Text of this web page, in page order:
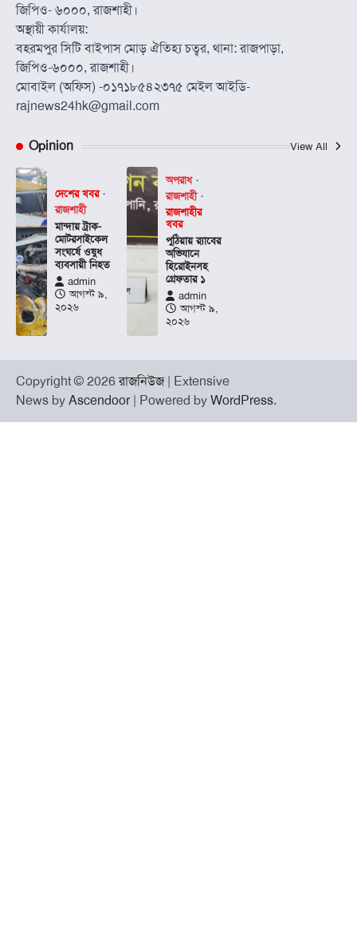
জিপিও- ৬০০০, রাজশাহী।
অস্থায়ী কার্যালয়:
বহরমপুর সিটি বাইপাস মোড় ঐতিহ্য চত্বর, থানা: রাজপাড়া,
জিপিও-৬০০০, রাজশাহী।
মোবাইল (অফিস) -০১৭১৮৫৪২৩৭৫ মেইল আইডি-
rajnews24hk@gmail.com
Opinion View All
দেশের খবর
রাজশাহী
মান্দায় ট্রাক-
মোটরসাইকেল
সংঘর্ষে ওষুধ
ব্যবসায়ী নিহত
admin
আগস্ট ৯,
২০২৬
অপরাধ
রাজশাহী
রাজশাহীর
খবর
পুঠিয়ায় র‍্যাবের
অভিযানে
হিরোইনসহ
গ্রেফতার ১
admin
আগস্ট ৯,
২০২৬
Copyright © 2026রাজনিউজ| Extensive
News by Ascendoor| Powered by WordPress.